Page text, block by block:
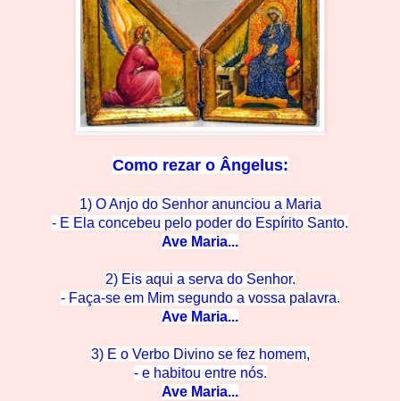
Como rezar o Ângelus:
1) O Anjo do Senhor anunciou a Maria
- E Ela concebeu pelo poder do Espírito Santo.
Ave Maria...
2) Eis aqui a serva do Senhor.
- Faça-se em Mim segundo a vossa palavra.
Ave Maria...
3) E o Verbo Divino se fez homem,
- e habitou entre nós.
Ave Maria...